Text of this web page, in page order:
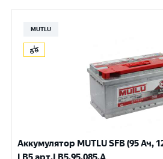
MUTLU
Аккумулятор MUTLU SFB (95 Ач,